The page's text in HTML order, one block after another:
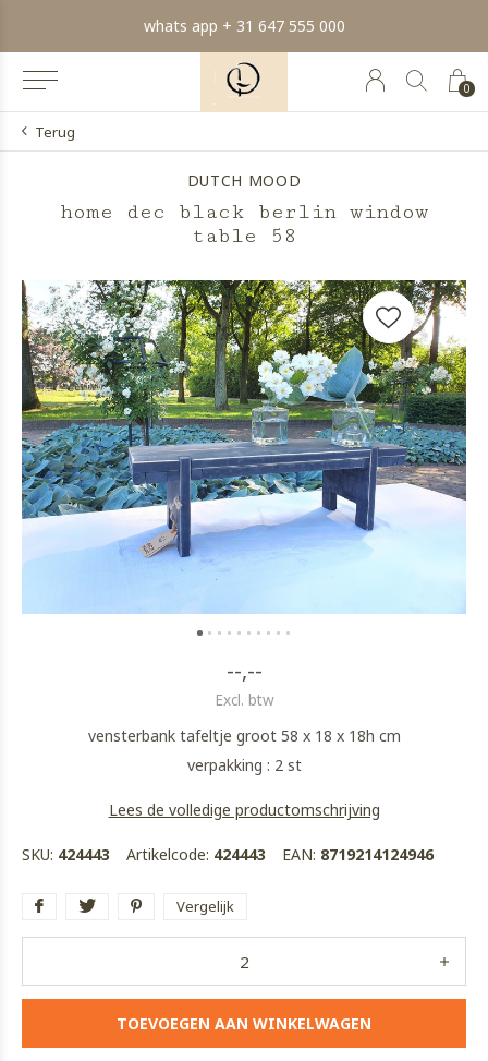
0
whats app + 31 647 555 000
Terug
DUTCH MOOD
home dec black berlin window
table 58
--,--
Excl. btw
vensterbank tafeltje groot 58 x 18 x 18h cm
verpakking : 2 st
Lees de volledige productomschrijving
SKU: 424443 Artikelcode: 424443 EAN: 8719214124946
Vergelijk
TOEVOEGEN AAN WINKELWAGEN